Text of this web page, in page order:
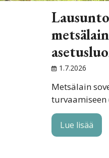
1.7.2026
Metsälain
turvaamiseen
Lue lisää